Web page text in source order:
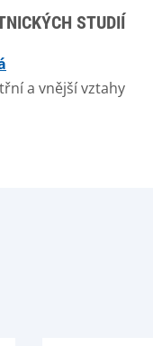
STUDIÍ
a vnější vztahy